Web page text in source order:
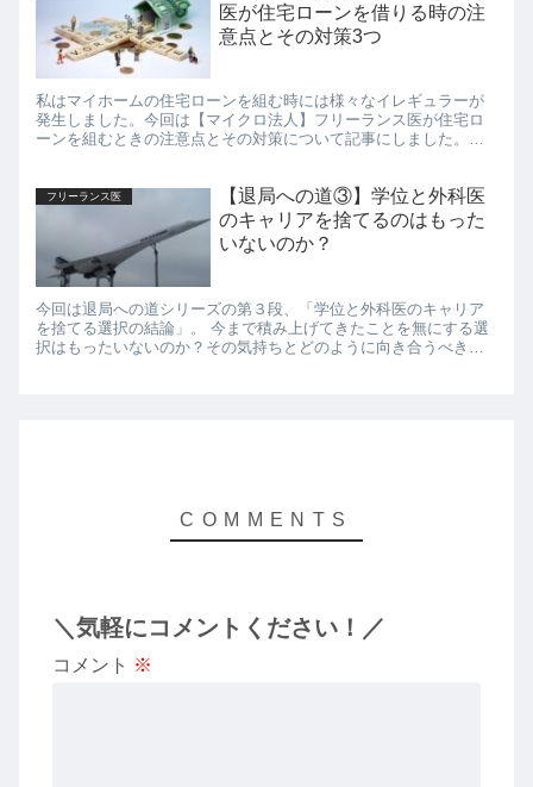
医が住宅ローンを借りる時の注
意点とその対策3つ
私はマイホームの住宅ローンを組む時には様々なイレギュラーが
発生しました。今回は【マイクロ法人】フリーランス医が住宅ロ
ーンを組むときの注意点とその対策について記事にしました。フ
フリーランス医
【退局への道③】学位と外科医
のキャリアを捨てるのはもった
いないのか？
今回は退局への道シリーズの第３段、「学位と外科医のキャリア
を捨てる選択の結論」。 今まで積み上げてきたことを無にする選
択はもったいないのか？その気持ちとどのように向き合うべきか
＼気軽にコメントください！／
コメント ※